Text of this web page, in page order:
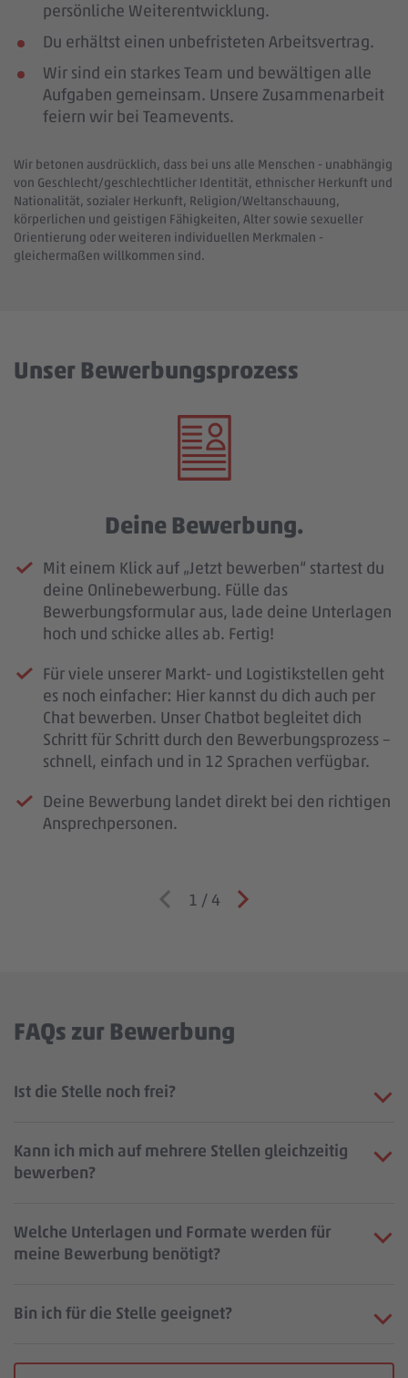
persönliche Weiterentwicklung.
Du erhältst einen unbefristeten Arbeitsvertrag.
Wir sind ein starkes Team und bewältigen alle
Aufgaben gemeinsam. Unsere Zusammenarbeit
feiern wir bei Teamevents.
Wir betonen ausdrücklich, dass bei uns alle Menschen - unabhängig
von Geschlecht/geschlechtlicher Identität, ethnischer Herkunft und
Nationalität, sozialer Herkunft, Religion/Weltanschauung,
körperlichen und geistigen Fähigkeiten, Alter sowie sexueller
Orientierung oder weiteren individuellen Merkmalen -
gleichermaßen willkommen sind.
Unser Bewerbungsprozess
Deine Bewerbung.
Mit einem Klick auf „Jetzt bewerben“ startest du
deine Onlinebewerbung. Fülle das
Bewerbungsformular aus, lade deine Unterlagen
hoch und schicke alles ab. Fertig!
Für viele unserer Markt- und Logistikstellen geht
es noch einfacher: Hier kannst du dich auch per
Chat bewerben. Unser Chatbot begleitet dich
Schritt für Schritt durch den Bewerbungsprozess –
schnell, einfach und in 12 Sprachen verfügbar.
Deine Bewerbung landet direkt bei den richtigen
Ansprechpersonen.
1 / 4
FAQs zur Bewerbung
Ist die Stelle noch frei?
Kann ich mich auf mehrere Stellen gleichzeitig
bewerben?
Welche Unterlagen und Formate werden für
meine Bewerbung benötigt?
Bin ich für die Stelle geeignet?